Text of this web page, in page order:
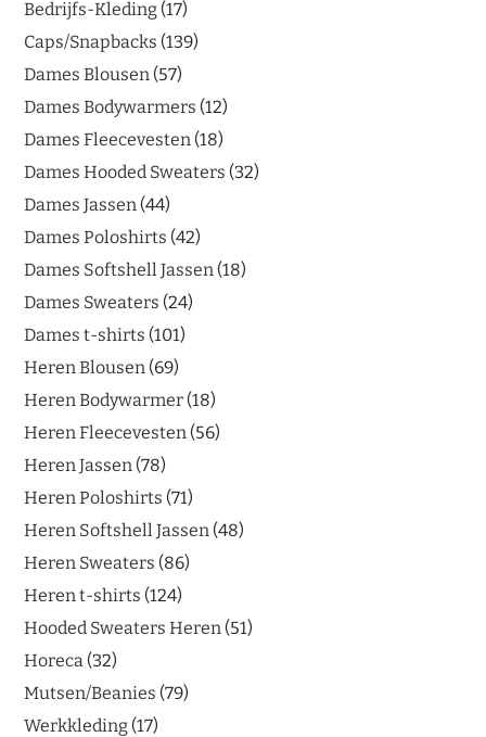
Bedrijfs-Kleding 17
Caps/Snapbacks 139
Dames Blousen 57
Dames Bodywarmers 12
Dames Fleecevesten 18
Dames Hooded Sweaters 32
Dames Jassen 44
Dames Poloshirts 42
Dames Softshell Jassen 18
Dames Sweaters 24
Dames t-shirts 101
Heren Blousen 69
Heren Bodywarmer 18
Heren Fleecevesten 56
Heren Jassen 78
Heren Poloshirts 71
Heren Softshell Jassen 48
Heren Sweaters 86
Heren t-shirts 124
Hooded Sweaters Heren 51
Horeca 32
Mutsen/Beanies 79
Werkkleding 17